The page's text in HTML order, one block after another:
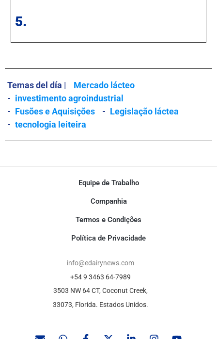
5.
Temas del día |
Mercado lácteo
- investimento agroindustrial
- Fusões e Aquisições - Legislação láctea
- tecnologia leiteira
Equipe de Trabalho
Companhia
Termos e Condições
Política de Privacidade
info@edairynews.com
+54 9 3463 64-7989
3503 NW 64 CT, Coconut Creek,
33073, Florida. Estados Unidos.